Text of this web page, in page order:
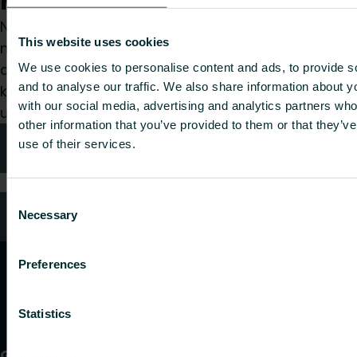
This website uses cookies
We use cookies to personalise content and ads, to provide
and to analyse our traffic. We also share information about
with our social media, advertising and analytics partners
other information that you’ve provided to them or that
use of their services.
Selection
Necessary
Preferences
Statistics
Nesvarbu, ar esate specifikacijų rengėjas,
montuotojas, architektas, projektuotojas,
didmenininkas ar galutinis vartotojas, pasirinkite
kategoriją ir mes mielai išnagrinėsime jūsų
užklausą.
Kontaktai
DUK